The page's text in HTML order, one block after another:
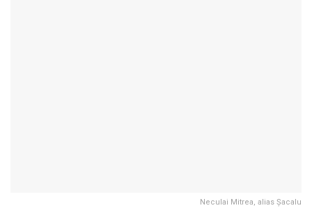
Neculai Mitrea, alias Șacalu